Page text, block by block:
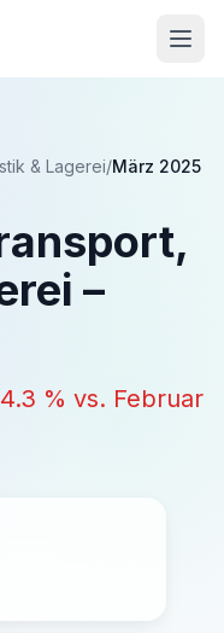
& Lagerei/März 2025
–
% vs. Februar